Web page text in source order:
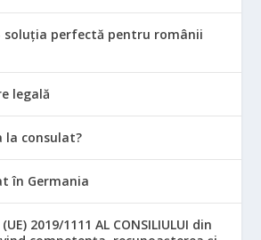
soluția perfectă pentru românii
legală
la consulat?
în Germania
2019/1111 AL CONSILIULUI din